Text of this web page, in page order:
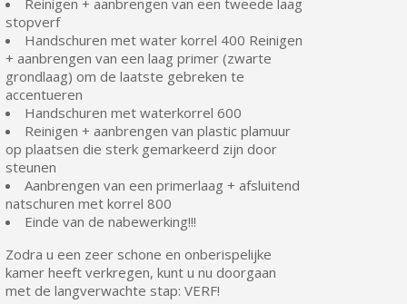
Reinigen + aanbrengen van een tweede laag
stopverf
Handschuren met water korrel 400 Reinigen
+ aanbrengen van een laag primer (zwarte
grondlaag) om de laatste gebreken te
accentueren
Handschuren met waterkorrel 600
Reinigen + aanbrengen van plastic plamuur
op plaatsen die sterk gemarkeerd zijn door
steunen
Aanbrengen van een primerlaag + afsluitend
natschuren met korrel 800
Einde van de nabewerking!!!
Zodra u een zeer schone en onberispelijke
kamer heeft verkregen, kunt u nu doorgaan
met de langverwachte stap: VERF!